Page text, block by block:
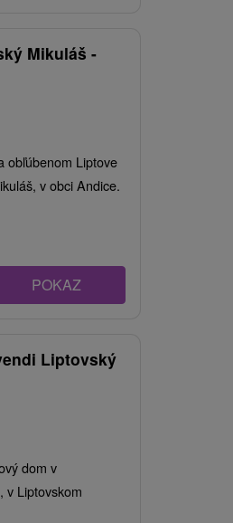
Mikuláš -
obľúbenom Liptove
v obci Andice.
POKAZ
Liptovský
dom v
v Liptovskom